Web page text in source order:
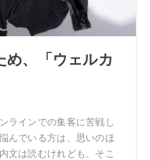
め、「ウェルカ
ラインでの集客に苦戦し
んでいる方は、思いのほ
文は読むけれども、そこ